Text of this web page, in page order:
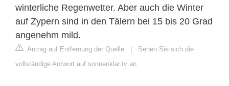
winterliche Regenwetter. Aber auch die Winter
auf Zypern sind in den Tälern bei 15 bis 20 Grad
angenehm mild.
Antrag auf Entfernung der Quelle
Sehen Sie sich die
vollständige Antwort auf sonnenklar.tv an